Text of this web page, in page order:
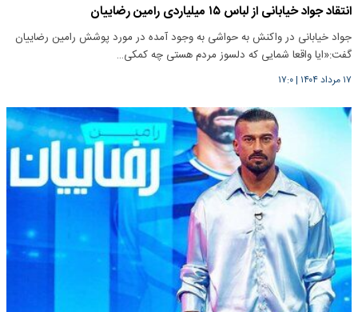
انتقاد جواد خیابانی از لباس ۱۵ میلیاردی رامین رضاییان
جواد خیابانی در واکنش به حواشی به وجود آمده در مورد پوشش رامین رضاییان
گفت:«ایا واقعا شمایی که دلسوز مردم هستی چه کمکی…
۱۷ مرداد ۱۴۰۴ |۱۷:۰